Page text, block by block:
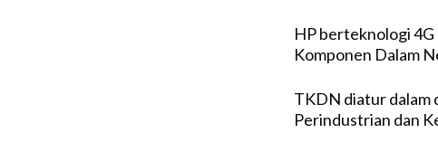
HP berteknologi
Komponen Dalam
TKDN diatur dalam
Perindustrian dan